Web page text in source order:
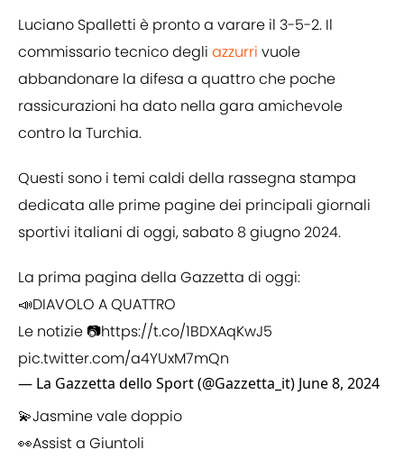
Luciano Spalletti è pronto a varare il 3-5-2. Il
commissario tecnico degli azzurri vuole
abbandonare la difesa a quattro che poche
rassicurazioni ha dato nella gara amichevole
contro la Turchia.
Questi sono i temi caldi della rassegna stampa
dedicata alle prime pagine dei principali giornali
sportivi italiani di oggi, sabato 8 giugno 2024.
La prima pagina della Gazzetta di oggi:
📣DIAVOLO A QUATTRO
Le notizie 📷https://t.co/1BDXAqKwJ5
pic.twitter.com/a4YUxM7mQn
— La Gazzetta dello Sport (@Gazzetta_it) June 8, 2024
💫Jasmine vale doppio
👀Assist a Giuntoli